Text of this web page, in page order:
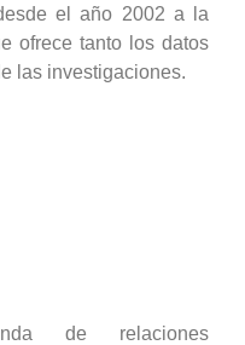
el año 2002 a la
ofrece tanto los datos
las investigaciones.
de relaciones